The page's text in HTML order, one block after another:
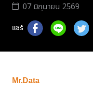
07 มิถุนายน 2569
แชร์
Mr.Data